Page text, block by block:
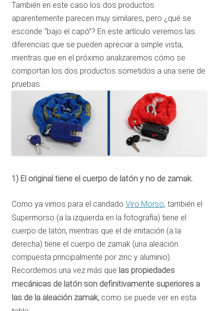
También en este caso los dos productos
aparentemente parecen muy similares, pero ¿qué se
esconde “bajo el capó”? En este artículo veremos las
diferencias que se pueden apreciar a simple vista,
mientras que en el próximo analizaremos cómo se
comportan los dos productos sometidos a una serie de
pruebas.
1) El original tiene el cuerpo de latón y no de zamak.
Como ya vimos para el candado Viro Morso, también el
Supermorso (a la izquierda en la fotografía) tiene el
cuerpo de latón, mientras que el de imitación (a la
derecha) tiene el cuerpo de zamak (una aleación
compuesta principalmente por zinc y aluminio).
Recordemos una vez más que las propiedades
mecánicas de latón son definitivamente superiores a
las de la aleación zamak, como se puede ver en esta